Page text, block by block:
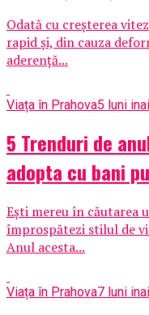
Odată cu creșterea
rapid și, din cauza
aderență...
Viața în Prahova5 luni
5 Trenduri de
adopta cu bani
Ești mereu în căutarea
împrospătezi stilul de
Anul acesta...
Viața în Prahova7 luni